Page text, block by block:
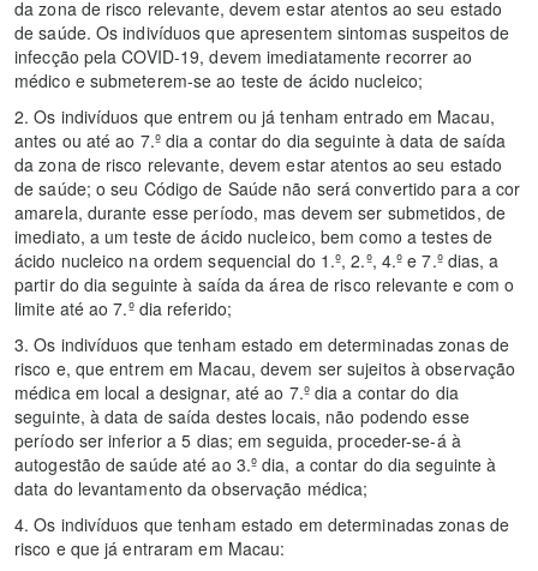
da zona de risco relevante, devem estar atentos ao seu estado
de saúde. Os indivíduos que apresentem sintomas suspeitos de
infecção pela COVID-19, devem imediatamente recorrer ao
médico e submeterem-se ao teste de ácido nucleico;
2. Os indivíduos que entrem ou já tenham entrado em Macau,
antes ou até ao 7.º dia a contar do dia seguinte à data de saída
da zona de risco relevante, devem estar atentos ao seu estado
de saúde; o seu Código de Saúde não será convertido para a cor
amarela, durante esse período, mas devem ser submetidos, de
imediato, a um teste de ácido nucleico, bem como a testes de
ácido nucleico na ordem sequencial do 1.º, 2.º, 4.º e 7.º dias, a
partir do dia seguinte à saída da área de risco relevante e com o
limite até ao 7.º dia referido;
3. Os indivíduos que tenham estado em determinadas zonas de
risco e, que entrem em Macau, devem ser sujeitos à observação
médica em local a designar, até ao 7.º dia a contar do dia
seguinte, à data de saída destes locais, não podendo esse
período ser inferior a 5 dias; em seguida, proceder-se-á à
autogestão de saúde até ao 3.º dia, a contar do dia seguinte à
data do levantamento da observação médica;
4. Os indivíduos que tenham estado em determinadas zonas de
risco e que já entraram em Macau: